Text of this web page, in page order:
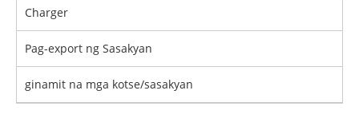
Charger
Pag-export ng Sasakyan
ginamit na mga kotse/sasakyan